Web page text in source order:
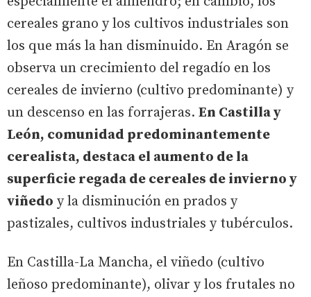
cereales grano y los cultivos industriales son
los que más la han disminuido. En Aragón se
observa un crecimiento del regadío en los
cereales de invierno (cultivo predominante) y
un descenso en las forrajeras. En Castilla y
León, comunidad predominantemente
cerealista, destaca el aumento de la
superficie regada de cereales de invierno y
viñedo y la disminución en prados y
pastizales, cultivos industriales y tubérculos.
En Castilla-La Mancha, el viñedo (cultivo
leñoso predominante), olivar y los frutales no